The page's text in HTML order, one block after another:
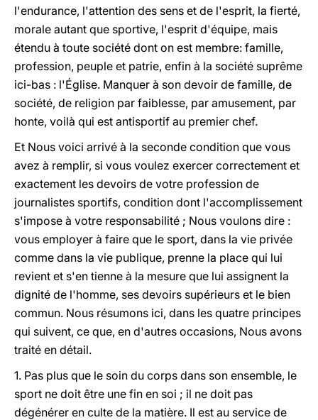
l'endurance, l'attention des sens et de l'esprit, la fierté,
morale autant que sportive, l'esprit d'équipe, mais
étendu à toute société dont on est membre: famille,
profession, peuple et patrie, enfin à la société suprême
ici-bas : l'Église. Manquer à son devoir de famille, de
société, de religion par faiblesse, par amusement, par
honte, voilà qui est antisportif au premier chef.
Et Nous voici arrivé à la seconde condition que vous
avez à remplir, si vous voulez exercer correctement et
exactement les devoirs de votre profession de
journalistes sportifs, condition dont l'accomplissement
s'impose à votre responsabilité ; Nous voulons dire :
vous employer à faire que le sport, dans la vie privée
comme dans la vie publique, prenne la place qui lui
revient et s'en tienne à la mesure que lui assignent la
dignité de l'homme, ses devoirs supérieurs et le bien
commun. Nous résumons ici, dans les quatre principes
qui suivent, ce que, en d'autres occasions, Nous avons
traité en détail.
1. Pas plus que le soin du corps dans son ensemble, le
sport ne doit être une fin en soi ; il ne doit pas
dégénérer en culte de la matière. Il est au service de